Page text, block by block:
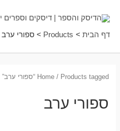
דף הבית Products ספורי ערב
Home/ Products tagged “ספורי ערב”
ספורי ערב